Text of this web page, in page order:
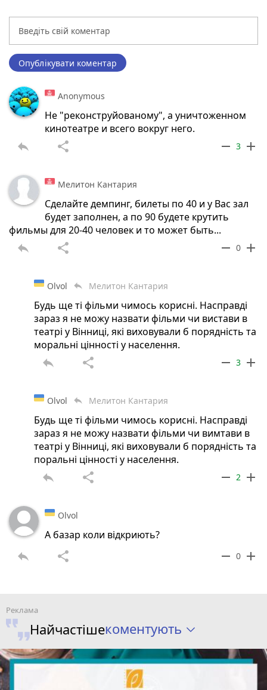
Опублікувати коментар
Anonymous
Не "реконструйованому", а уничтоженном
кинотеатре и всего вокруг него.
reply share remove 3 add
Мелитон Кантария
Сделайте демпинг, билеты по 40 и у Вас зал
будет заполнен, а по 90 будете крутить
фильмы для 20-40 человек и то может быть...
reply share remove 0 add
Olvol reply Мелитон Кантария
Будь ще ті фільми чимось корисні. Насправді
зараз я не можу назвати фільми чи вистави в
театрі у Вінниці, які виховували б порядність та
моральні цінності у населення.
reply share remove 3 add
Olvol reply Мелитон Кантария
Будь ще ті фільми чимось корисні. Насправді
зараз я не можу назвати фільми чи вимтави в
театрі у Вінниці, які виховували б порядність та
поральні цінності у населення.
reply share remove 2 add
Olvol
А базар коли відкриють?
reply share remove 0 add
Найчастішекоментують